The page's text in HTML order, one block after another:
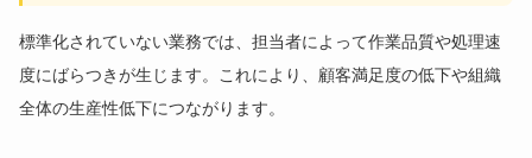
標準化されていない業務では、担当者によって作業品質や処理速
度にばらつきが生じます。これにより、顧客満足度の低下や組織
全体の生産性低下につながります。